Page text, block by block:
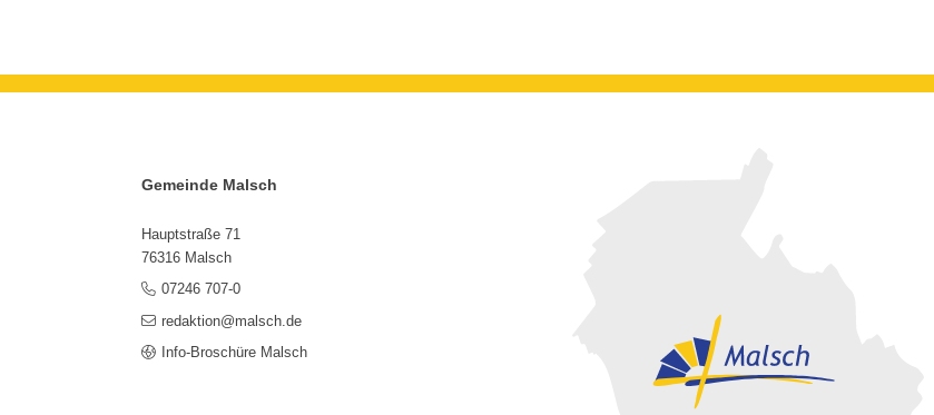
Gemeinde Malsch
Hauptstraße 71
76316 Malsch
07246 707-0
redaktion@malsch.de
Info-Broschüre Malsch